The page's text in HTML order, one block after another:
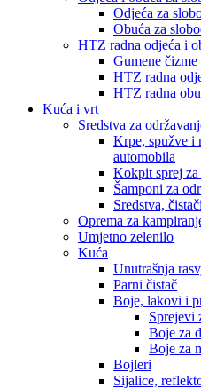
Odjeća za
Obuća za
HTZ radna odjeća i
Gumene
HTZ radna
HTZ radna
Kuća i vrt
Sredstva za
Krpe, spužve i
automobila
Kokpit sprej
Šamponi za
Sredstva,
Oprema za
Umjetno zelenilo
Kuća
Unutrašnja
Parni čistač
Boje, lakovi i
Sprejevi
Boje za
Boje za
Bojleri
Sijalice,